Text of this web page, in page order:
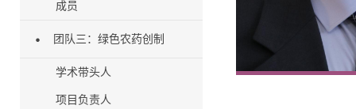
成员
团队三：绿色农药创制
学术带头人
项目负责人